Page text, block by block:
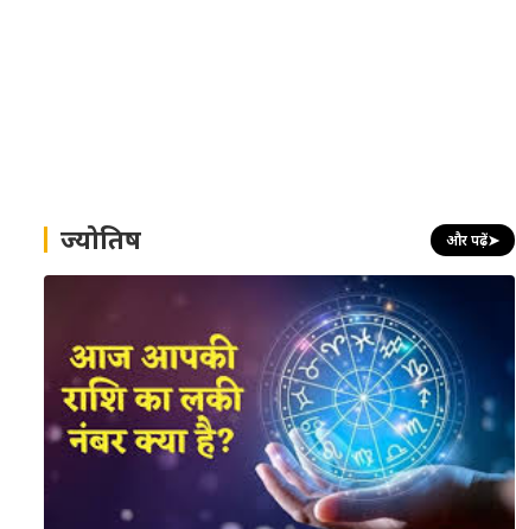
ज्योतिष और पढ़ें➤